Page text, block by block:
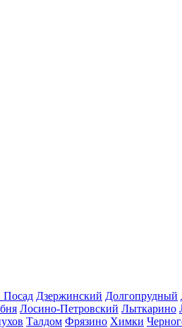
Посад Дзержинский Долгопрудный
Лосино-Петровский Лыткарино
Талдом Фрязино Химки